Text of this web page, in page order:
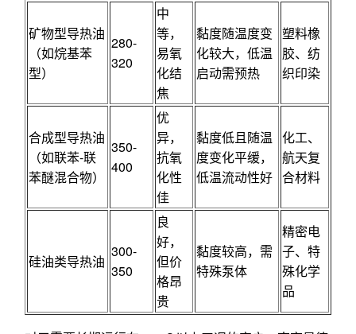
矿物型导热油
（如烷基苯
型）
280-
320
中
等，
易氧
化结
焦
黏度随温度变
化较大，低温
启动需预热
塑料橡
胶、纺
织印染
合成型导热油
（如联苯-联
苯醚混合物）
350-
400
优
异，
抗氧
化性
佳
黏度低且随温
度变化平缓，
低温流动性好
化工、
航天复
合材料
硅油类导热油
300-
350
良
好，
但价
格昂
贵
黏度较高，需
特殊泵体
精密电
子、特
殊化学
品